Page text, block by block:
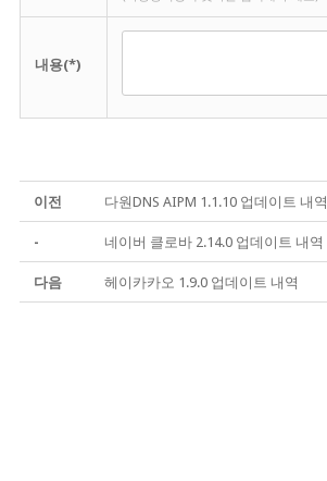
내용(*)
이전 다원DNS AIPM 1.1.10 업데이트 내역
- 네이버 클로바 2.14.0 업데이트 내역
다음 헤이카카오 1.9.0 업데이트 내역